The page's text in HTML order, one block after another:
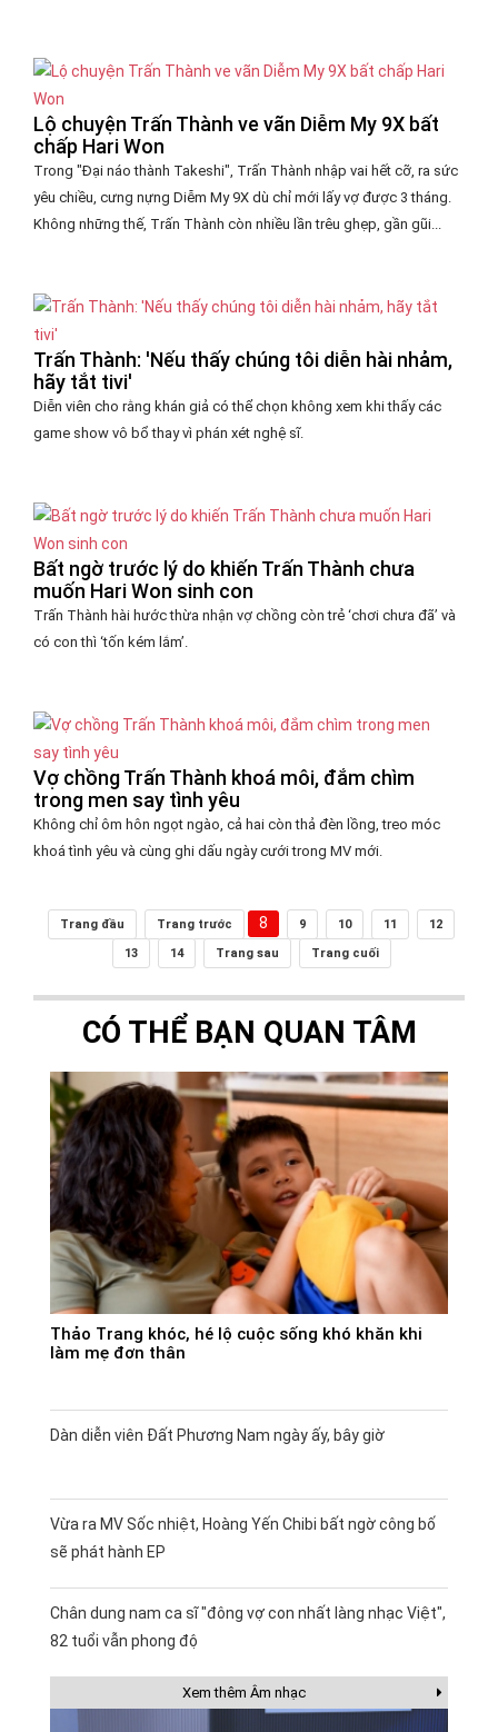
Lộ chuyện Trấn Thành ve vãn Diễm My 9X bất
chấp Hari Won
Trong "Đại náo thành Takeshi", Trấn Thành nhập vai hết cỡ, ra sức
yêu chiều, cưng nựng Diễm My 9X dù chỉ mới lấy vợ được 3 tháng.
Không những thế, Trấn Thành còn nhiều lần trêu ghẹp, gần gũi...
Trấn Thành: 'Nếu thấy chúng tôi diễn hài nhảm,
hãy tắt tivi'
Diễn viên cho rằng khán giả có thể chọn không xem khi thấy các
game show vô bổ thay vì phán xét nghệ sĩ.
Bất ngờ trước lý do khiến Trấn Thành chưa
muốn Hari Won sinh con
Trấn Thành hài hước thừa nhận vợ chồng còn trẻ ‘chơi chưa đã’ và
có con thì ‘tốn kém lắm’.
Vợ chồng Trấn Thành khoá môi, đắm chìm
trong men say tình yêu
Không chỉ ôm hôn ngọt ngào, cả hai còn thả đèn lồng, treo móc
khoá tình yêu và cùng ghi dấu ngày cưới trong MV mới.
Trang đầu Trang trước 8 9 10 11
12
13
14 Trang sau Trang cuối
CÓ THỂ BẠN QUAN TÂM
Thảo Trang khóc, hé lộ cuộc sống khó khăn khi
làm mẹ đơn thân
Dàn diễn viên Đất Phương Nam ngày ấy, bây giờ
Vừa ra MV Sốc nhiệt, Hoàng Yến Chibi bất ngờ công bố
sẽ phát hành EP
Chân dung nam ca sĩ "đông vợ con nhất làng nhạc Việt",
82 tuổi vẫn phong độ
Xem thêm Âm nhạc